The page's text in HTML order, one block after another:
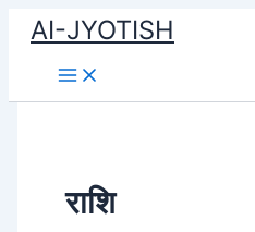
Skip
content
AI-JYOTISH
राशि